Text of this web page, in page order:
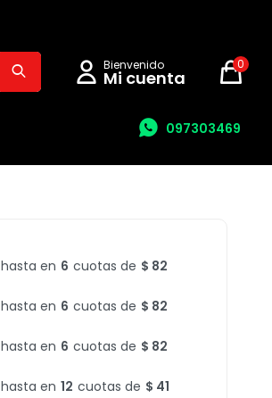
097303469
0
hasta en 6 cuotas de $ 82
hasta en 6 cuotas de $ 82
hasta en 6 cuotas de $ 82
hasta en 12 cuotas de $ 41